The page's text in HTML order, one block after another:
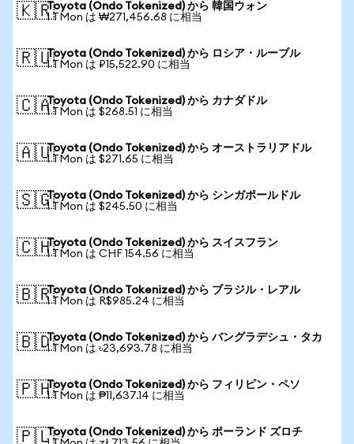
🇰🇷Toyota (Ondo Tokenized) から 韓国ウォン
1 TMon は ₩271,456.68 に相当
🇷🇺Toyota (Ondo Tokenized) から ロシア・ルーブル
1 TMon は ₽15,522.90 に相当
🇨🇦Toyota (Ondo Tokenized) から カナダドル
1 TMon は $268.51 に相当
🇦🇺Toyota (Ondo Tokenized) から オーストラリアドル
1 TMon は $271.65 に相当
🇸🇬Toyota (Ondo Tokenized) から シンガポールドル
1 TMon は $245.50 に相当
🇨🇭Toyota (Ondo Tokenized) から スイスフラン
1 TMon は CHF 154.56 に相当
🇧🇷Toyota (Ondo Tokenized) から ブラジル・レアル
1 TMon は R$985.24 に相当
🇧🇩Toyota (Ondo Tokenized) から バングラデシュ・タカ
1 TMon は ৳23,693.78 に相当
🇵🇭Toyota (Ondo Tokenized) から フィリピン・ペソ
1 TMon は ₱11,637.14 に相当
🇵🇱Toyota (Ondo Tokenized) から ポーランド ズロチ